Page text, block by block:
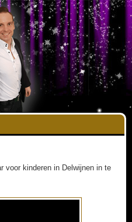
voor kinderen in Delwijnen in te